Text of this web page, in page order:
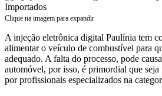
Clique na imagem para expandir
A injeção eletrônica digital Paulínia tem
alimentar o veículo de combustível para
adequado. A falta do processo, pode
automóvel, por isso, é primordial que
por profissionais especializados na